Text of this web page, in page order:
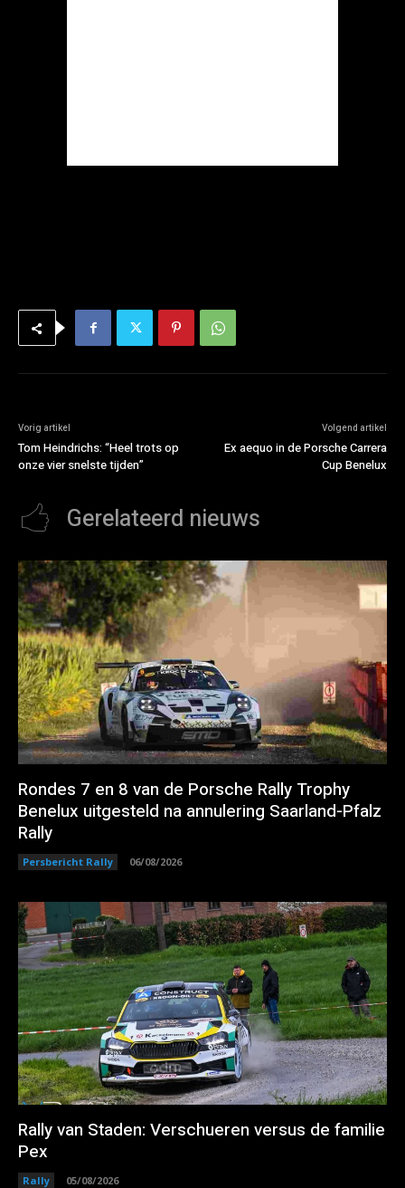
Vorig artikel
Tom Heindrichs: “Heel trots op
onze vier snelste tijden”
Volgend artikel
Ex aequo in de Porsche Carrera
Cup Benelux
Gerelateerd nieuws
Rondes 7 en 8 van de Porsche Rally Trophy
Benelux uitgesteld na annulering Saarland-Pfalz
Rally
Persbericht Rally 06/08/2026
Rally van Staden: Verschueren versus de familie
Pex
Rally 05/08/2026